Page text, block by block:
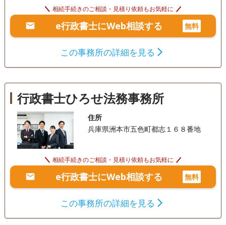
相続手続きのご相談・見積り依頼もお気軽に
e行政書士にWeb相談する 無料
この事務所の詳細を見る
行政書士ひろせ法務事務所
住所
兵庫県洲本市五色町都志１６８番地
相続手続きのご相談・見積り依頼もお気軽に
e行政書士にWeb相談する 無料
この事務所の詳細を見る